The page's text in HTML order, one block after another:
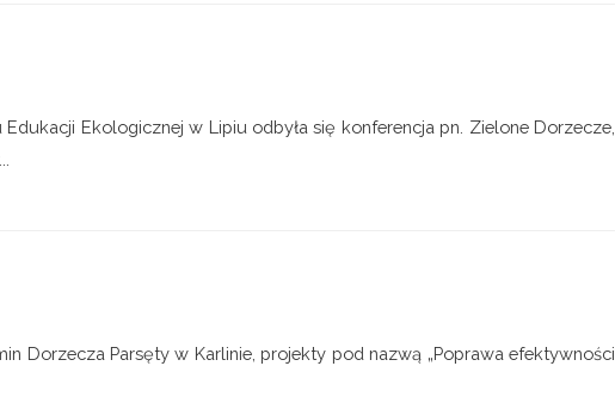
Ekologicznej w Lipiu odbyła się konferencja pn. Zielone Dorzecze,
Dorzecza Parsęty w Karlinie, projekty pod nazwą „Poprawa efektywności